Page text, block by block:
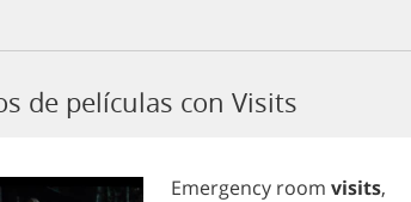
de películas con Visits
Emergency room visits,